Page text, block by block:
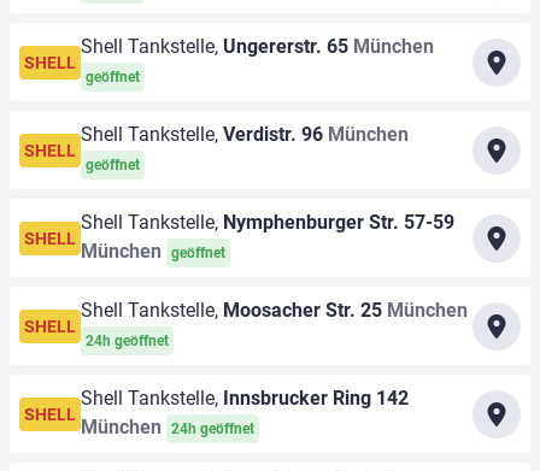
SHELL
Shell Tankstelle, Ungererstr. 65 München
geöffnet
SHELL
Shell Tankstelle, Verdistr. 96 München
geöffnet
SHELL
Shell Tankstelle, Nymphenburger Str. 57-59
München
geöffnet
SHELL
Shell Tankstelle, Moosacher Str. 25 München
24h geöffnet
SHELL
Shell Tankstelle, Innsbrucker Ring 142
München
24h geöffnet